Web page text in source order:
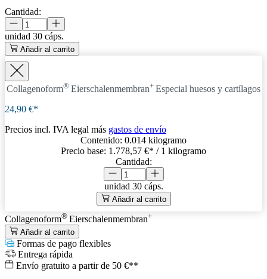
Cantidad:
unidad 30 cáps.
Añadir al carrito
Collagenoform® Eierschalenmembran+ Especial huesos y cartílagos
24,90 €*
Precios incl. IVA legal más gastos de envío
Contenido: 0.014 kilogramo
Precio base: 1.778,57 €* / 1 kilogramo
Cantidad:
unidad 30 cáps.
Añadir al carrito
Collagenoform® Eierschalenmembran+
Añadir al carrito
Formas de pago flexibles
Entrega rápida
Envío gratuito a partir de 50 €**